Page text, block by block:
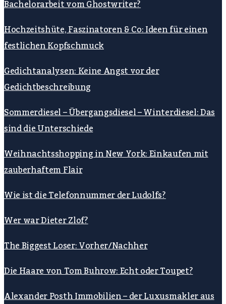
Bachelorarbeit vom Ghostwriter?
Hochzeitshüte, Faszinatoren & Co: Ideen für einen
festlichen Kopfschmuck
Gedichtanalysen: Keine Angst vor der
Gedichtbeschreibung
Sommerdiesel – Übergangsdiesel – Winterdiesel: Das
sind die Unterschiede
Weihnachtsshopping in New York: Einkaufen mit
zauberhaftem Flair
Wie ist die Telefonnummer der Ludolfs?
Wer war Dieter Zlof?
The Biggest Loser: Vorher/Nachher
Die Haare von Tom Buhrow: Echt oder Toupet?
Alexander Posth Immobilien – der Luxusmakler aus